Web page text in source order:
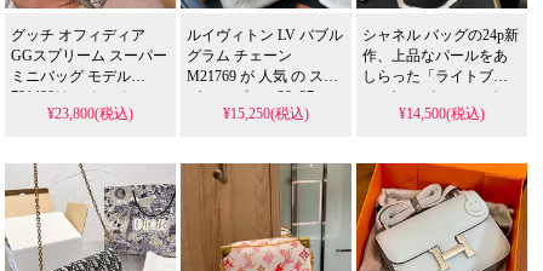
グッチ オフィディア
GGスプリーム スーパー
ミニバッグ モデル
781490は、ベージュ×エ
ボニーの落ち着いた配
素材感が際立ち、芸能
人の普段使いにも似合
う並行輸入品風アイテ
ム。本品はN級品レベル
の細部へのこだわりを
¥23,800(税込)
ルイヴィトン LV バブル
グラム チェーン
M21769 が 人気 の スー
パー コピー。30x27cm
の光沢ゴールドチェー
ーバッグを精巧に再
現。偽物 ながら女明星
&ファッションブロガー
必携アイテムとして 格
安 で提供し、芸能人 ス
¥15,250(税込)
シャネル バッグの24p新
作、上品なパールをあ
しらった「ライトブル
ー パールチェーンバッ
グ」が登場。20×11cmの
ーパー コピー 格安市場
でも特に優雅なレプリ
カとして高い評価を得
ており、淡く澄んだブ
ルーのレザーと、シャ
¥14,500(税込)